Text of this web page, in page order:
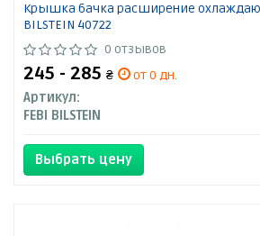
Крышка бачка расширение
BILSTEIN 40722
0 отзывов
245 - 285 ₴
от 0 дн.
Артикул:
FEBI BILSTEIN
Выбрать цену